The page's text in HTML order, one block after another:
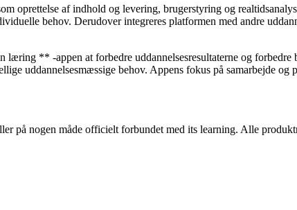
oprettelse af indhold og levering, brugerstyring og
behov. Derudover integreres platformen med andre
** -appen at forbedre uddannelsesresultaterne og forbedre
uddannelsesmæssige behov. Appens fokus på samarbejde
på nogen måde officielt forbundet med its learning. Alle